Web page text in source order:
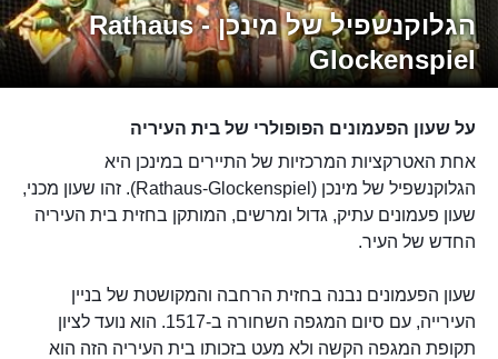
הגלוקנשפיל של מינכן - Rathaus
Glockenspiel
על שעון הפעמונים הפופולרי של בית העיריה
אחת האטרקציות המרכזיות של התיירים במינכן היא
הגלוקנשפיל של מינכן (Rathaus-Glockenspiel). זהו שעון מכני,
שעון פעמונים עתיק, גדול ומרשים, המותקן בחזית בית העיריה
החדש של העיר.
שעון הפעמונים נבנה בחזית הרחבה והמקושטת של בניין
העירייה, עם סיום המגפה השחורה ב-1517. הוא נועד לציון
תקופת המגפה הקשה ולא מעט בזכותו בית העיריה הזה הוא